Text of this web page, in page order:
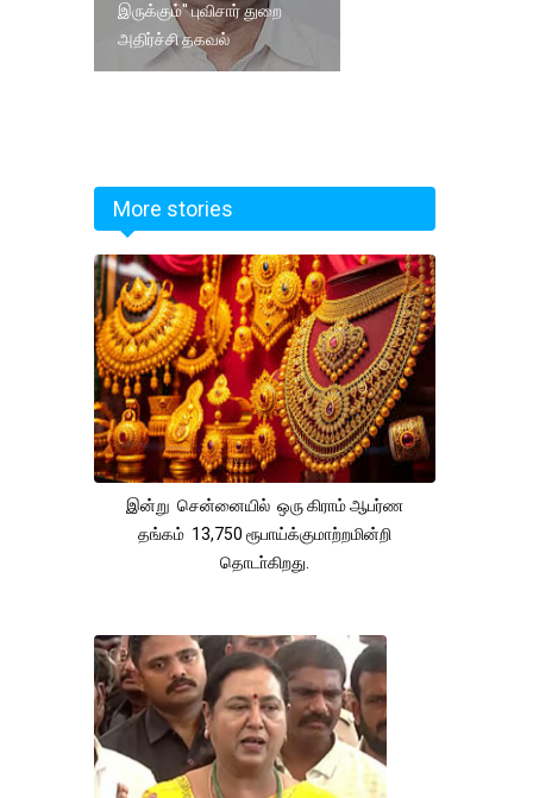
இருக்கும்" புவிசார் துறை
அதிர்ச்சி தகவல்
More stories
இன்று சென்னையில் ஒரு கிராம் ஆபர்ண
தங்கம் 13,750 ரூபாய்க்குமாற்றமின்றி
தொடா்கிறது.